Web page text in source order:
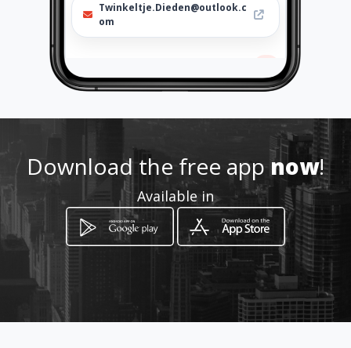
Twinkeltje.Dieden@outlook.c
om
How to get
Dieden, Provincie Noord-Brabant
Download the free appnow!
Available in